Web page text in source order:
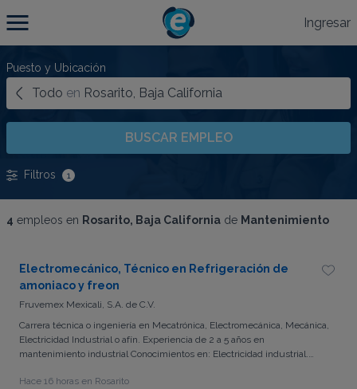
Ingresar
Puesto y Ubicación
Todo en Rosarito, Baja California
BUSCAR EMPLEO
Filtros 1
4 empleos en Rosarito, Baja California de Mantenimiento
Electromecánico, Técnico en Refrigeración de
amoniaco y freon
Fruvemex Mexicali, S.A. de C.V.
Carrera técnica o ingeniería en Mecatrónica, Electromecánica, Mecánica,
Electricidad Industrial o afín. Experiencia de 2 a 5 años en
mantenimiento industrial Conocimientos en: Electricidad industrial.
variadores de frecuencia. Sistemas de refrigeración industrial (deseable
Hace 16 horas en Rosarito